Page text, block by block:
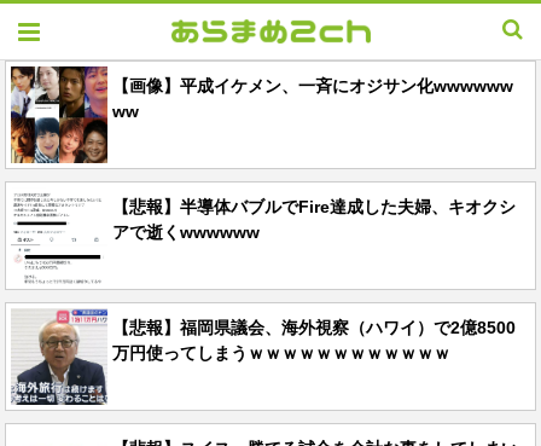
【画像】平成イケメン、一斉にオジサン化wwwwww
ww
【悲報】半導体バブルでFire達成した夫婦、キオクシ
アで逝くwwwwww
【悲報】福岡県議会、海外視察（ハワイ）で2億8500
万円使ってしまうｗｗｗｗｗｗｗｗｗｗｗｗ